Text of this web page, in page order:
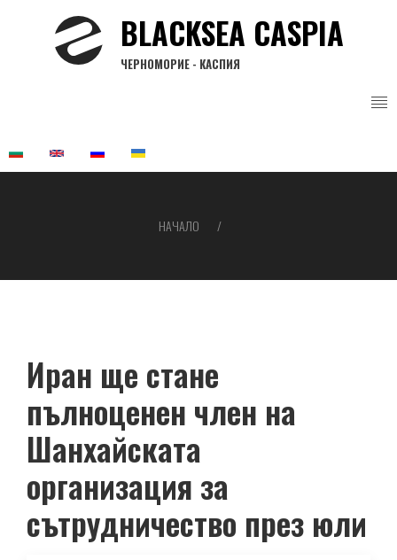
BLACKSEA CASPIA
ЧЕРНОМОРИЕ - КАСПИЯ
НАЧАЛО
Иран ще стане
пълноценен член на
Шанхайската
организация за
сътрудничество през юли